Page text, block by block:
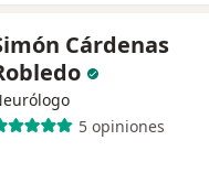
Cárdenas
5 opiniones